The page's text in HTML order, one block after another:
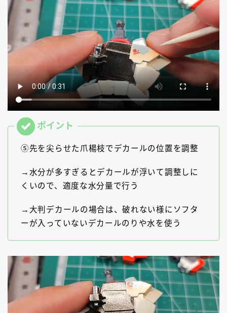
⑤先を尖らせた爪楊枝でデカールの位置を調整
→水分が多すぎるとデカールが浮いて調整しに
くいので、適度な水分量で行う
→大判デカールの場合は、破れない様にソフタ
ーが入っていないデカールのりや水を使う